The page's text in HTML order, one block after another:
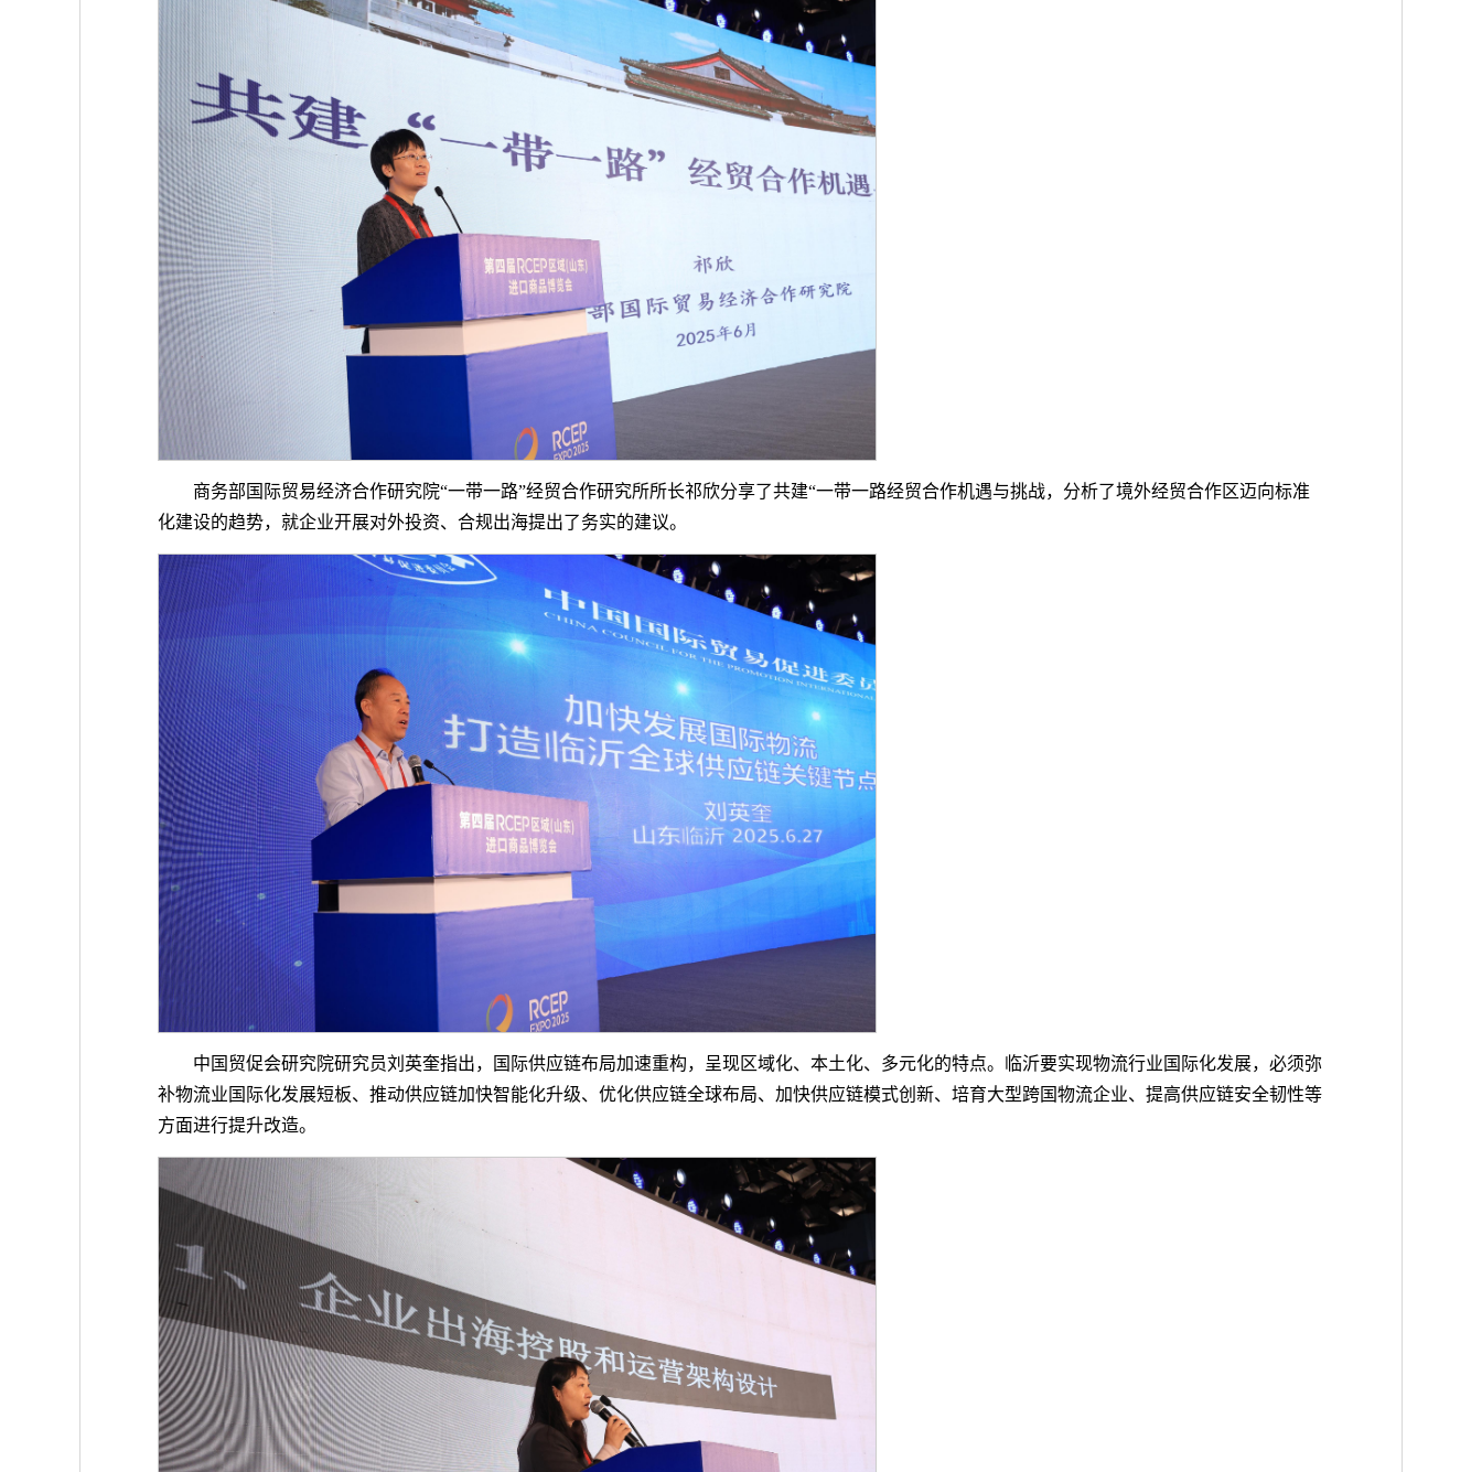
商务部国际贸易经济合作研究院“一带一路”经贸合作研究所所长祁欣分享了共建“一带一路经贸合作机遇与挑战，分析了境外经贸合作区迈向标准
化建设的趋势，就企业开展对外投资、合规出海提出了务实的建议。
中国贸促会研究院研究员刘英奎指出，国际供应链布局加速重构，呈现区域化、本土化、多元化的特点。临沂要实现物流行业国际化发展，必须弥
补物流业国际化发展短板、推动供应链加快智能化升级、优化供应链全球布局、加快供应链模式创新、培育大型跨国物流企业、提高供应链安全韧性等
方面进行提升改造。